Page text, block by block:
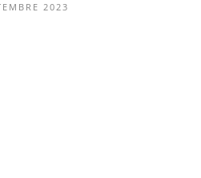
2023